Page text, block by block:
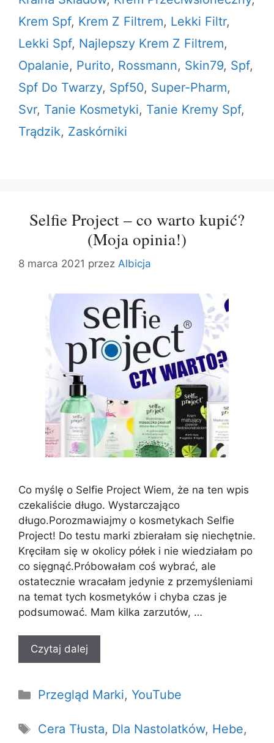
Krem Spf, Krem Z Filtrem, Lekki Filtr,
Lekki Spf, Najlepszy Krem Z Filtrem,
Opalanie, Purito, Rossmann, Skin79, Spf,
Spf Do Twarzy, Spf50, Super-Pharm,
Svr, Tanie Kosmetyki, Tanie Kremy Spf,
Trądzik, Zaskórniki
Selfie Project – co warto kupić?
(Moja opinia!)
8 marca 2021 przez Albicja
Co myślę o Selfie Project Wiem, że na ten wpis
czekaliście długo. Wystarczająco
długo.Porozmawiajmy o kosmetykach Selfie
Project! Do testu marki zbierałam się niechętnie.
Kręciłam się w okolicy półek i nie wiedziałam po
co sięgnąć.Próbowałam coś wybrać, ale
ostatecznie wracałam jedynie z przemyśleniami
na temat tych kosmetyków i chyba czas je
podsumować. Mam kilka zarzutów, …
Czytaj dalej
Kategorie
Przegląd Marki, YouTube
Tagi
Cera Tłusta, Dla Nastolatków, Hebe,